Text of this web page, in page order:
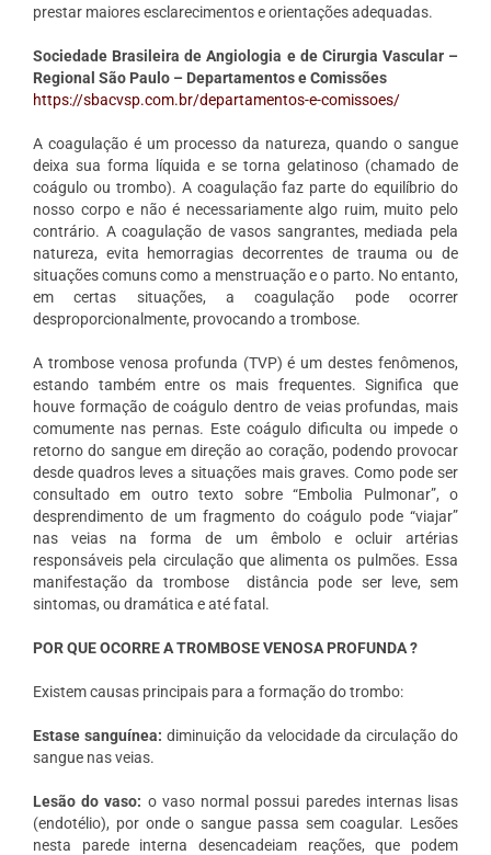
prestar maiores esclarecimentos e orientações adequadas.
Sociedade Brasileira de Angiologia e de Cirurgia Vascular –
Regional São Paulo – Departamentos e Comissões
https://sbacvsp.com.br/departamentos-e-comissoes/
A coagulação é um processo da natureza, quando o sangue
deixa sua forma líquida e se torna gelatinoso (chamado de
coágulo ou trombo). A coagulação faz parte do equilíbrio do
nosso corpo e não é necessariamente algo ruim, muito pelo
contrário. A coagulação de vasos sangrantes, mediada pela
natureza, evita hemorragias decorrentes de trauma ou de
situações comuns como a menstruação e o parto. No entanto,
em certas situações, a coagulação pode ocorrer
desproporcionalmente, provocando a trombose.
A trombose venosa profunda (TVP) é um destes fenômenos,
estando também entre os mais frequentes. Significa que
houve formação de coágulo dentro de veias profundas, mais
comumente nas pernas. Este coágulo dificulta ou impede o
retorno do sangue em direção ao coração, podendo provocar
desde quadros leves a situações mais graves. Como pode ser
consultado em outro texto sobre “Embolia Pulmonar”, o
desprendimento de um fragmento do coágulo pode “viajar”
nas veias na forma de um êmbolo e ocluir artérias
responsáveis pela circulação que alimenta os pulmões. Essa
manifestação da trombose
distância pode ser leve, sem
sintomas, ou dramática e até fatal.
POR QUE OCORRE A TROMBOSE VENOSA PROFUNDA ?
Existem causas principais para a formação do trombo:
Estase sanguínea: diminuição da velocidade da circulação do
sangue nas veias.
Lesão do vaso: o vaso normal possui paredes internas lisas
(endotélio), por onde o sangue passa sem coagular. Lesões
nesta parede interna desencadeiam reações, que podem